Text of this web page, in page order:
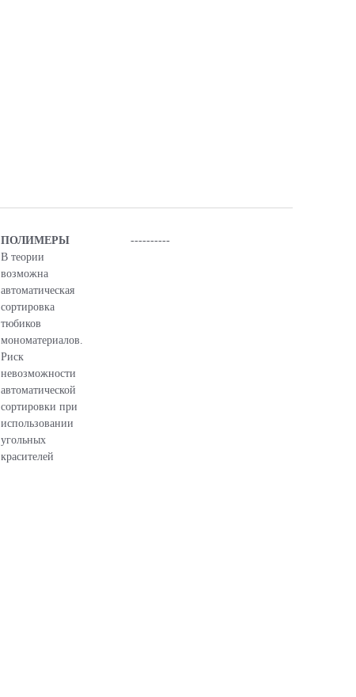
ПОЛИМЕРЫ
В теории
возможна
автоматическая
сортировка
тюбиков
мономатериалов.
Риск
невозможности
автоматической
сортировки при
использовании
угольных
красителей
----------